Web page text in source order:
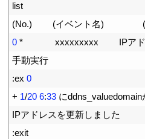
list
(No.) (イベント名) (
0 * xxxxxxxxx IPア
手動実行
:ex 0
+ 1/20 6:33 にddns valuedomain
IPアドレスを更新しました
:exit